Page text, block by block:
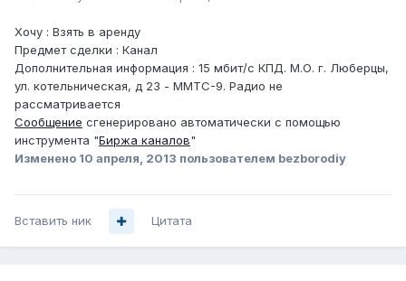
Хочу : Взять в аренду
Предмет сделки : Канал
Дополнительная информация : 15 мбит/с КПД. М.О. г. Люберцы,
ул. котельническая, д 23 - ММТС-9. Радио не
рассматривается
Сообщение сгенерировано автоматически с помощью
инструмента "Биржа каналов"
Изменено 10 апреля, 2013 пользователем bezborodiy
Вставить ник Цитата